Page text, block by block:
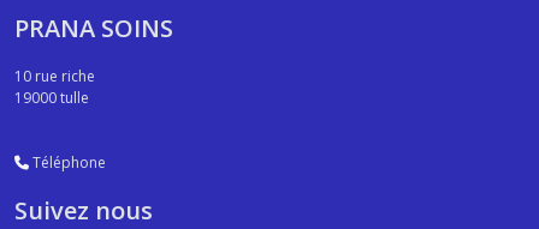
PRANA SOINS
10 rue riche
19000tulle
Téléphone
Suivez nous